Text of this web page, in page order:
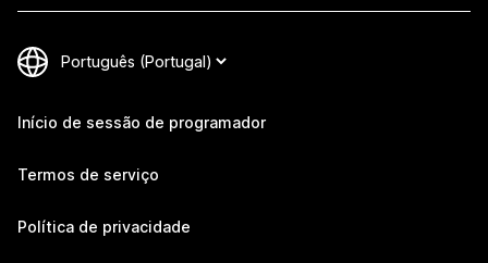
Início de sessão de programador
Termos de serviço
Política de privacidade